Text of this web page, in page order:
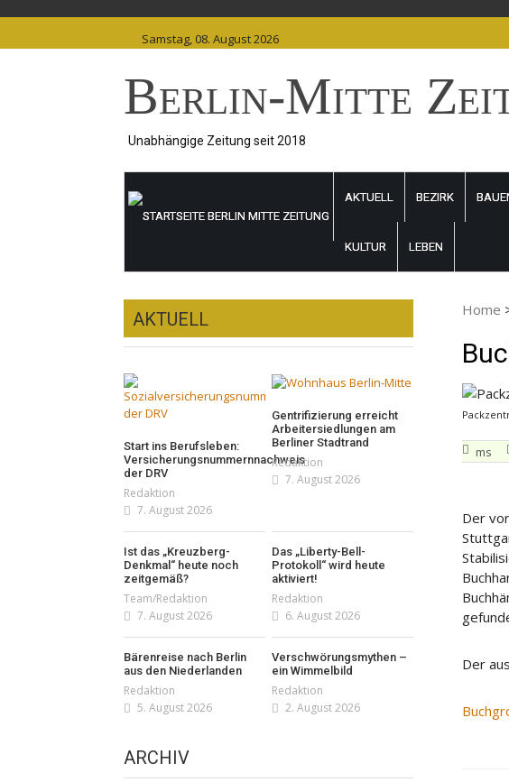
content
Samstag, 08. August 2026
Berlin-Mitte
Unabhängige Zeitung seit 2018
AKTUELL BEZIRK
KULTUR LEBEN
Home
ms
Der
Der
AKTUELL
Start ins Berufsleben:
Versicherungsnummernnachweis
der DRV
Redaktion
7. August 2026
Gentrifizierung erreicht
Arbeitersiedlungen am
Berliner Stadtrand
Redaktion
7. August 2026
Ist das „Kreuzberg-
Denkmal“ heute noch
zeitgemäß?
Team/Redaktion
7. August 2026
Das „Liberty-Bell-
Protokoll“ wird heute
aktiviert!
Redaktion
6. August 2026
Bärenreise nach Berlin
aus den Niederlanden
Redaktion
5. August 2026
Verschwörungsmythen –
ein Wimmelbild
Redaktion
2. August 2026
ARCHIV